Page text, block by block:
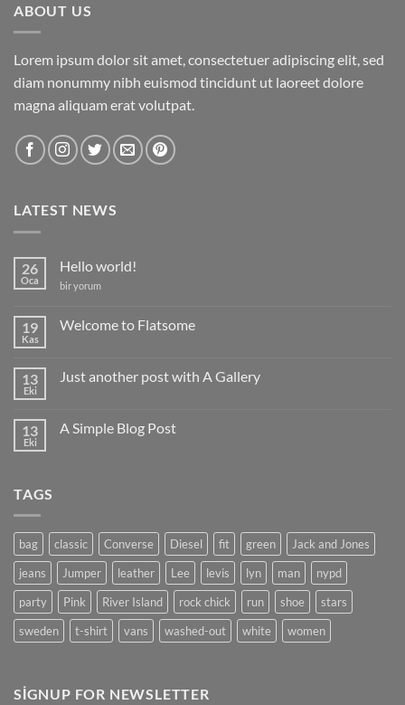
ABOUT US
Lorem ipsum dolor sit amet, consectetuer adipiscing elit, sed
diam nonummy nibh euismod tincidunt ut laoreet dolore
magna aliquam erat volutpat.
LATEST NEWS
26
Oca
Hello world!
Hello
bir yorum
19
Kas
Welcome to Flatsome
to
13
Eki
Just another post with A Gallery
another
13
Eki
A Simple Blog Post
TAGS
bag classic Converse Diesel fit green
Jack and Jones
jeans
Jumper leather Lee levis lyn man
nypd
party
Pink River Island rock chick run shoe
stars
sweden
t-shirt vans washed-out white women
SIGNUP FOR NEWSLETTER